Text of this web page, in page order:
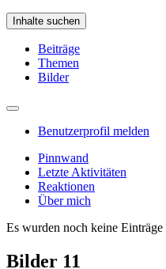
Inhalte suchen
Beiträge
Themen
Bilder
Benutzerprofil melden
Pinnwand
Letzte Aktivitäten
Reaktionen
Über mich
Es wurden noch keine
Bilder 11